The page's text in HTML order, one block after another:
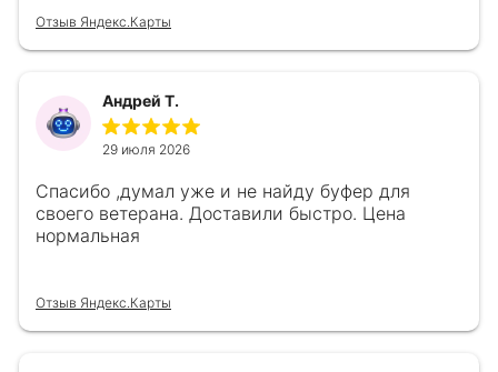
Отзыв Яндекс.Карты
Андрей Т.
29 июля 2026
Спасибо ,думал уже и не найду буфер для
своего ветерана. Доставили быстро. Цена
нормальная
Отзыв Яндекс.Карты